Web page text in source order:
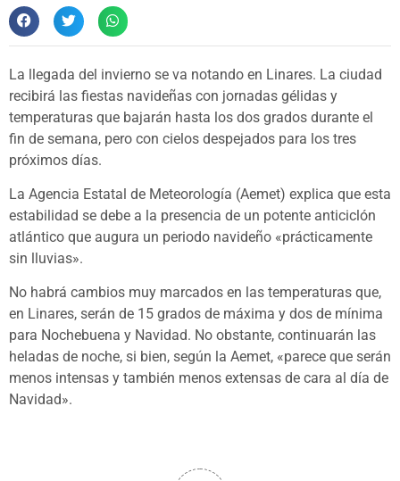
La llegada del invierno se va notando en Linares. La ciudad
recibirá las fiestas navideñas con jornadas gélidas y
temperaturas que bajarán hasta los dos grados durante el
fin de semana, pero con cielos despejados para los tres
próximos días.
La Agencia Estatal de Meteorología (Aemet) explica que esta
estabilidad se debe a la presencia de un potente anticiclón
atlántico que augura un periodo navideño «prácticamente
sin lluvias».
No habrá cambios muy marcados en las temperaturas que,
en Linares, serán de 15 grados de máxima y dos de mínima
para Nochebuena y Navidad. No obstante, continuarán las
heladas de noche, si bien, según la Aemet, «parece que serán
menos intensas y también menos extensas de cara al día de
Navidad».